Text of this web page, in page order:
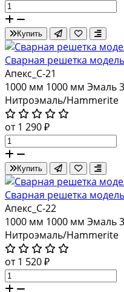
Купить
Сварная решетка
Апекс_С-21
1000 мм 1000 мм Эмаль
Нитроэмаль/Hammerite
от 1 290 ₽
Купить
Сварная решетка
Апекс_С-22
1000 мм 1000 мм Эмаль
Нитроэмаль/Hammerite
от 1 520 ₽